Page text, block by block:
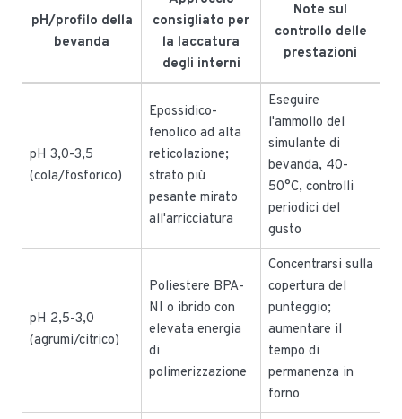
pH/profilo della
bevanda
consigliato per
la laccatura
degli interni
Note sul
controllo delle
prestazioni
pH 3,0-3,5
(cola/fosforico)
Epossidico-
fenolico ad alta
reticolazione;
strato più
pesante mirato
all'arricciatura
Eseguire
l'ammollo del
simulante di
bevanda, 40-
50°C, controlli
periodici del
gusto
pH 2,5-3,0
(agrumi/citrico)
Poliestere BPA-
NI o ibrido con
elevata energia
di
polimerizzazione
Concentrarsi sulla
copertura del
punteggio;
aumentare il
tempo di
permanenza in
forno